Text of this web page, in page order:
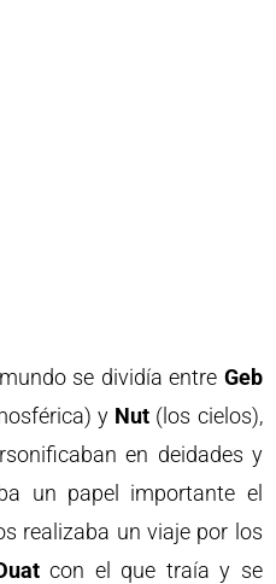
se dividía entre Geb
y Nut (los cielos),
en deidades y
un papel importante el
realizaba un viaje por los
con el que traía y se